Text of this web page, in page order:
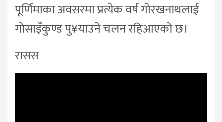
पूर्णिमाका अवसरमा प्रत्येक वर्ष गोरखनाथलाई
गोसाइँकुण्ड पु¥याउने चलन रहिआएको छ।
रासस